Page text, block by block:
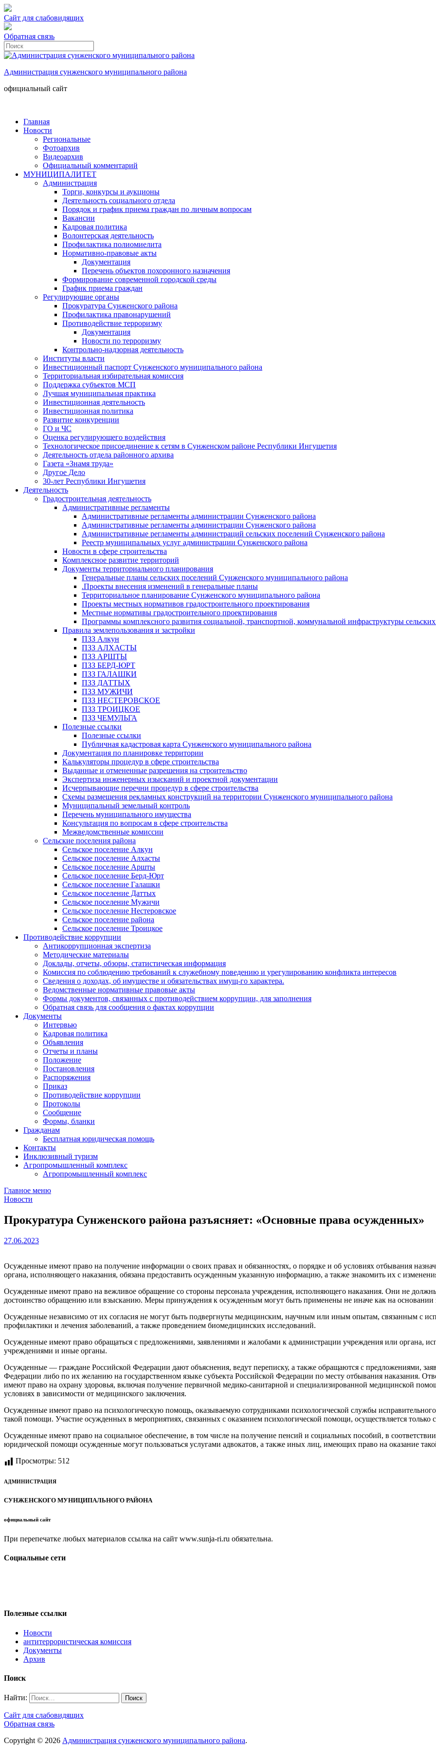
Сайт для слабовидящих
Обратная связь
Администрация сунженского муниципального района
официальный сайт
Главная
Новости
Региональные
Фотоархив
Видеоархив
Официальный комментарий
МУНИЦИПАЛИТЕТ
Администрация
Торги, конкурсы и аукционы
Деятельность социального отдела
Порядок и график приема граждан по личным вопросам
Вакансии
Кадровая политика
Волонтерская деятельность
Профилактика полиомиелита
Нормативно-правовые акты
Документация
Перечень объектов похоронного назначения
Формирование современной городской среды
График приема граждан
Регулирующие органы
Прокуратура Сунженского района
Профилактика правонарушений
Противодействие терроризму
Документация
Новости по терроризму
Контрольно-надзорная деятельность
Институты власти
Инвестиционный паспорт Сунженского муниципального района
Территориальная избирательная комиссия
Поддержка субъектов МСП
Лучшая муниципальная практика
Инвестиционная деятельность
Инвестиционная политика
Развитие конкуренции
ГО и ЧС
Оценка регулирующего воздействия
Технологическое присоединение к сетям в Сунженском районе Республики Ингушетия
Деятельность отдела районного архива
Газета «Знамя труда»
Другое Дело
30-лет Республики Ингушетия
Деятельность
Градостроительная деятельность
Административные регламенты
Административные регламенты администрации Сунженского района
Административные регламенты администрации Сунженского района
Административные регламенты администраций сельских поселений Сунженского района
Реестр муниципальных услуг администрации Сунженского района
Новости в сфере строительства
Комплексное развитие территорий
Документы территориального планирования
Генеральные планы сельских поселений Сунженского муниципального района
.Проекты внесения изменений в генеральные планы
Территориальное планирование Сунженского муниципального района
Проекты местных нормативов градостроительного проектирования
Местные нормативы градостроительного проектирования
Программы комплексного развития социальной, транспортной, коммунальной инфраструктуры
Правила землепользования и застройки
ПЗЗ Алкун
ПЗЗ АЛХАСТЫ
ПЗЗ АРШТЫ
ПЗЗ БЕРД-ЮРТ
ПЗЗ ГАЛАШКИ
ПЗЗ ДАТТЫХ
ПЗЗ МУЖИЧИ
ПЗЗ НЕСТЕРОВСКОЕ
ПЗЗ ТРОИЦКОЕ
ПЗЗ ЧЕМУЛЬГА
Полезные ссылки
Полезные ссылки
Публичная кадастровая карта Сунженского муниципального района
Документация по планировке территории
Калькуляторы процедур в сфере строительства
Выданные и отмененные разрешения на строительство
Экспертиза инженерных изысканий и проектной документации
Исчерпывающие перечни процедур в сфере строительства
Схемы размещения рекламных конструкций на территории Сунженского муниципального района
Муниципальный земельный контроль
Перечень муниципального имущества
Консультация по вопросам в сфере строительства
Межведомственные комиссии
Сельские поселения района
Сельское поселение Алкун
Сельское поселение Алхасты
Сельское поселение Аршты
Сельское поселение Берд-Юрт
Сельское поселение Галашки
Сельское поселение Даттых
Сельское поселение Мужичи
Сельское поселение Нестеровское
Сельское поселение района
Сельское поселение Троицкое
Противодействие коррупции
Антикоррупционная экспертиза
Методические материалы
Доклады, отчеты, обзоры, статистическая информация
Комиссия по соблюдению требований к служебному поведению и урегулированию конфликта интересов
Сведения о доходах, об имуществе и обязательствах имущ-го характера.
Ведомственные нормативные правовые акты
Формы документов, связанных с противодействием коррупции, для заполнения
Обратная связь для сообщения о фактах коррупции
Документы
Интервью
Кадровая политика
Объявления
Отчеты и планы
Положение
Постановления
Распоряжения
Приказ
Противодействие коррупции
Протоколы
Сообщение
Формы, бланки
Гражданам
Бесплатная юридическая помощь
Контакты
Инклюзивный туризм
Агропромышленный комплекс
Агропромышленный комплекс
Главное меню
Новости
Прокуратура Сунженского района разъясняет: «Основные права осужденных»
27.06.2023
Осужденные имеют право на получение информации о своих правах и обязанностях, о порядке и об условиях отбывания
органа, исполняющего наказания, обязана предоставить осужденным указанную информацию, а также знакомить их с
Осужденные имеют право на вежливое обращение со стороны персонала учреждения, исполняющего наказания. Они не
достоинство обращению или взысканию. Меры принуждения к осужденным могут быть применены не иначе как на основании
Осужденные независимо от их согласия не могут быть подвергнуты медицинским, научным или иным опытам, связанным с
профилактики и лечения заболеваний, а также проведением биомедицинских исследований.
Осужденные имеют право обращаться с предложениями, заявлениями и жалобами к администрации учреждения или органа,
учреждениями и иные органы.
Осужденные — граждане Российской Федерации дают объяснения, ведут переписку, а также обращаются с предложениями,
Федерации либо по их желанию на государственном языке субъекта Российской Федерации по месту отбывания наказания.
имеют право на охрану здоровья, включая получение первичной медико-санитарной и специализированной медицинской
условиях в зависимости от медицинского заключения.
Осужденные имеют право на психологическую помощь, оказываемую сотрудниками психологической службы
такой помощи. Участие осужденных в мероприятиях, связанных с оказанием психологической помощи, осуществляется только с
Осужденные имеют право на социальное обеспечение, в том числе на получение пенсий и социальных пособий, в
юридической помощи осужденные могут пользоваться услугами адвокатов, а также иных лиц, имеющих право на оказание
Просмотры: 512
АДМИНИСТРАЦИЯ
СУНЖЕНСКОГО МУНИЦИПАЛЬНОГО РАЙОНА
официальный сайт
При перепечатке любых материалов ссылка на сайт www.sunja-ri.ru обязательна.
Социальные сети
Полезные ссылки
Новости
антитеррористическая комиссия
Документы
Архив
Поиск
Найти:
Сайт для слабовидящих
Обратная связь
Copyright © 2026 Администрация сунженского муниципального района.